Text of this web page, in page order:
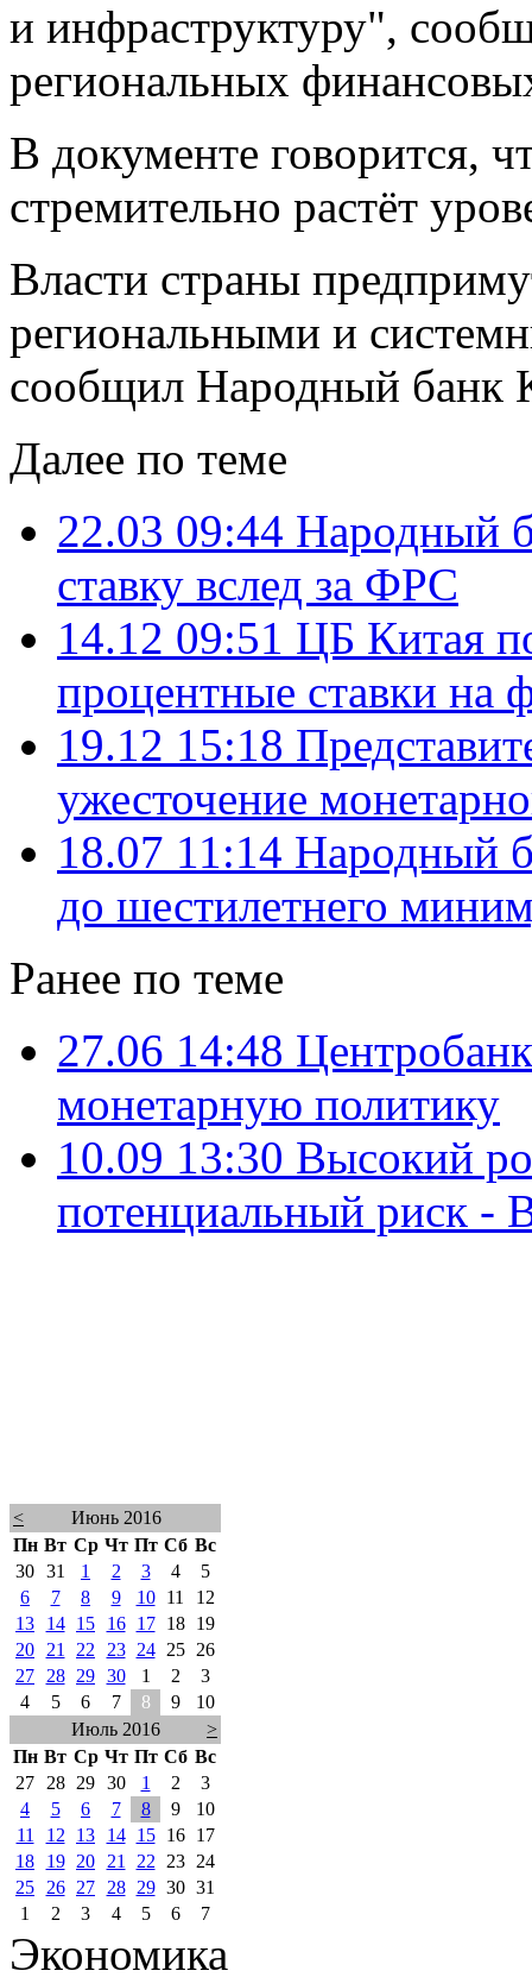
и инфраструктуру",
региональных
В документе говорится,
стремительно растёт
Власти страны
региональными и
сообщил Народный банк
Далее по теме
22.03 09:44 Народный
ставку вслед за ФРС
14.12 09:51 ЦБ Китая
процентные ставки на
19.12 15:18
ужесточение
18.07 11:14 Народный
до шестилетнего
Ранее по теме
27.06 14:48
монетарную политику
10.09 13:30 Высокий
потенциальный риск -
<
Июнь 2016
Пн Вт Ср Чт Пт Сб Вс
30 31 1 2 3 4
5
6
7 8 9 10 11
12
13
14 15 16 17 18
19
20
21 22 23 24 25
26
27
28 29 30 1 2
3
4
5 6 7 8 9
10
Июль 2016
>
Пн Вт Ср Чт Пт Сб Вс
27
28 29 30 1 2
3
4
5 6 7 8 9
10
11
12 13 14 15 16
17
18
19 20 21 22 23
24
25
26 27 28 29 30 31
1
2 3 4 5 6 7
Экономика